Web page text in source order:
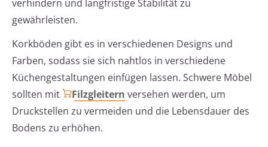
verhindern und langfristige Stabilität zu
gewährleisten.
Korkböden gibt es in verschiedenen Designs und
Farben, sodass sie sich nahtlos in verschiedene
Küchengestaltungen einfügen lassen. Schwere Möbel
sollten mit
Filzgleitern versehen werden, um
Druckstellen zu vermeiden und die Lebensdauer des
Bodens zu erhöhen.